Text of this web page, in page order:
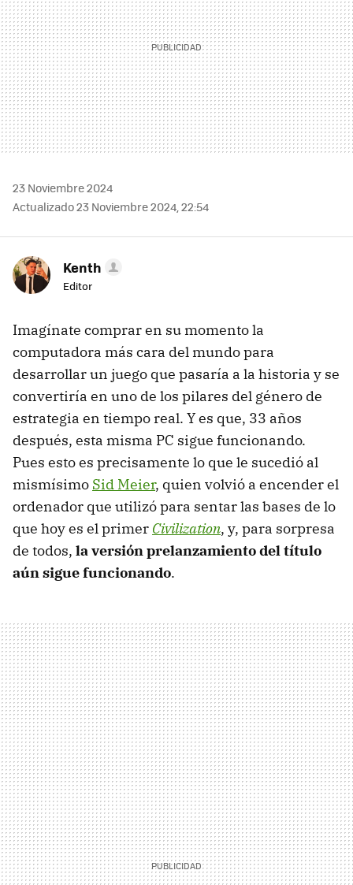
23 Noviembre 2024
Actualizado 23 Noviembre 2024, 22:54
Kenth
Editor
Imagínate comprar en su momento la
computadora más cara del mundo para
desarrollar un juego que pasaría a la historia y se
convertiría en uno de los pilares del género de
estrategia en tiempo real. Y es que, 33 años
después, esta misma PC sigue funcionando.
Pues esto es precisamente lo que le sucedió al
mismísimo Sid Meier, quien volvió a encender el
ordenador que utilizó para sentar las bases de lo
que hoy es el primer Civilization, y, para sorpresa
de todos, la versión prelanzamiento del título
aún sigue funcionando.